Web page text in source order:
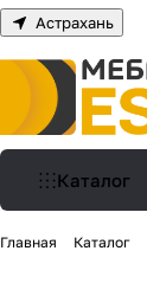
Астрахань
Каталог
Главная Каталог